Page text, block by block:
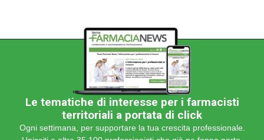
Le tematiche di interesse per i farmacisti
territoriali a portata di click
Ogni settimana, per supportare la tua crescita professionale.